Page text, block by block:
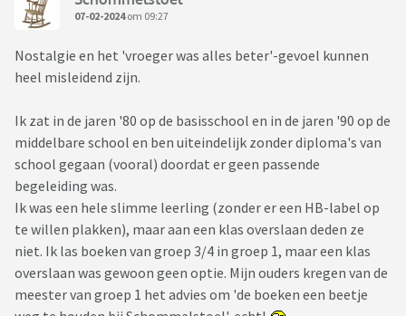
07-02-2024om 09:27
Nostalgie en het 'vroeger was alles beter'-gevoel kunnen
heel misleidend zijn.
Ik zat in de jaren '80 op de basisschool en in de jaren '90 op de
middelbare school en ben uiteindelijk zonder diploma's van
school gegaan (vooral) doordat er geen passende
begeleiding was.
Ik was een hele slimme leerling (zonder er een HB-label op
te willen plakken), maar aan een klas overslaan deden ze
niet. Ik las boeken van groep 3/4 in groep 1, maar een klas
overslaan was gewoon geen optie. Mijn ouders kregen van de
meester van groep 1 het advies om 'de boeken een beetje